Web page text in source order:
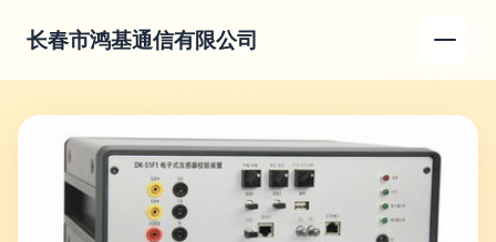
长春市鸿基通信有限公司